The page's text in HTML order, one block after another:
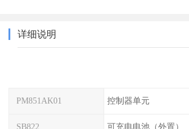
详细说明
PM851AK01 控制器单元
SB822 可充电电池（外置）